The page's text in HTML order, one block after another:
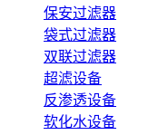
保安过滤器
袋式过滤器
双联过滤器
超滤设备
反渗透设备
软化水设备